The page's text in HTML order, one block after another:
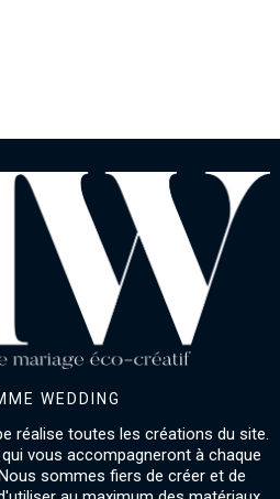
WEDDING
réalise toutes les créations du site.
vous accompagneront à chaque
sommes fiers de créer et de